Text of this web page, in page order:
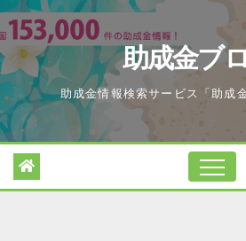
Skip
to
content
助成金ブ
助成金情報検索サービス「助成